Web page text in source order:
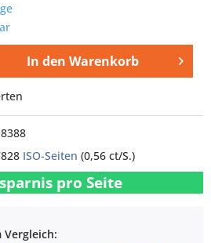
In den Warenkorb
ISO-Seiten (0,56 ct/S.)
pro Seite
Vergleich: